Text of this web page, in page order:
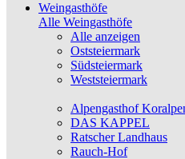
Weingasthöfe
Alle Weingasthöfe
Alle anzeigen
Oststeiermark
Südsteiermark
Weststeiermark
Alpengasthof
DAS KAPPEL
Ratscher Landhaus
Rauch-Hof